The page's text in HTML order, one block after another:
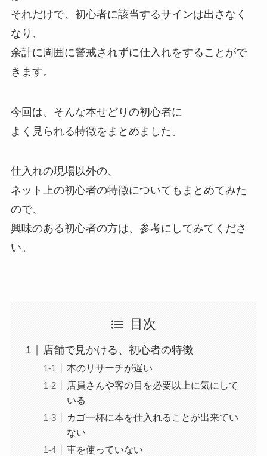
それだけで、初心者に該当するサインは出さなく
なり、
余計に周囲に警戒されずに仕入れをすることがで
きます。
今回は、そんな本せどりの初心者に
よく見られる特徴をまとめました。
仕入れの現場以外の、
ネット上の初心者の特徴についてもまとめてみた
ので、
興味のある初心者の方は、参考にしてみてくださ
い。
目次
店舗で見かける、初心者の特徴
本のリサーチが遅い
店員さんや客の目を必要以上に気にして
いる
カゴ一杯に本を仕入れることが出来てい
ない
車を使っていない